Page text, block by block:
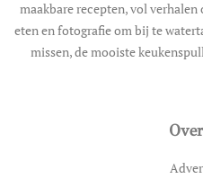
maakbare recepten, vol
eten en fotografie om bij te
missen, de mooiste